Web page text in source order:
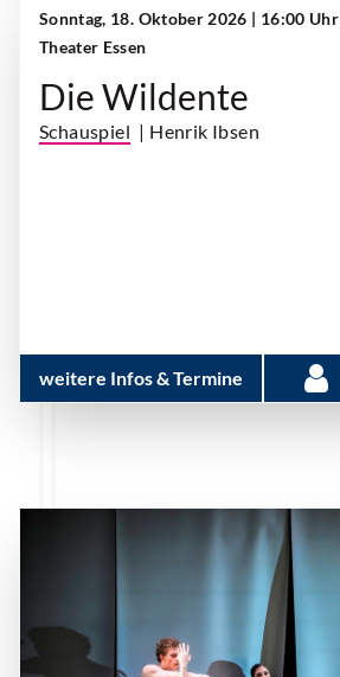
Sonntag, 18. Oktober 2026 | 16:00 Uhr
Theater Essen
Die Wildente
Schauspiel | Henrik Ibsen
weitere Infos & Termine